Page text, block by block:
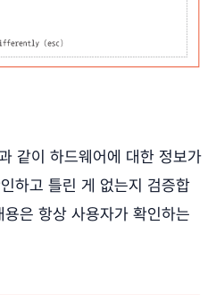
같이 하드웨어에 대한 정보가
하고 틀린 게 없는지 검증합
은 항상 사용자가 확인하는